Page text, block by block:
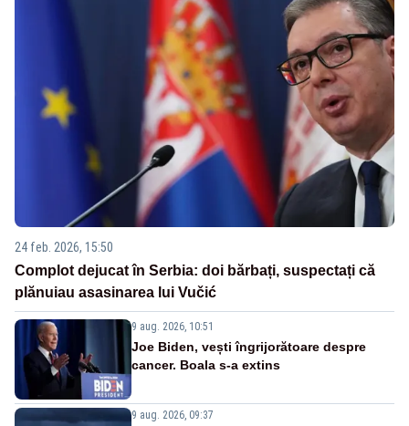
24 feb. 2026, 15:50
Complot dejucat în Serbia: doi bărbați, suspectați că
plănuiau asasinarea lui Vučić
9 aug. 2026, 10:51
Joe Biden, vești îngrijorătoare despre
cancer. Boala s-a extins
9 aug. 2026, 09:37